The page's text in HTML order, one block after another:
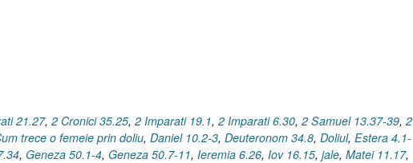
21.10]”
21.27, 2 Cronici 35.25, 2 Imparati 19.1, 2 Imparati 6.30, 2 Samuel 13.37-39, 2
trece o femeie prin doliu, Daniel 10.2-3, Deuteronom 34.8, Doliul, Estera 4.1-
, Geneza 50.1-4, Geneza 50.7-11, Ieremia 6.26, Iov 16.15, jale, Matei 11.17,